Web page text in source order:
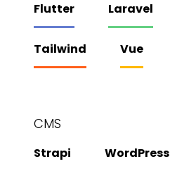
Flutter Laravel
Tailwind Vue
CMS
Strapi WordPress